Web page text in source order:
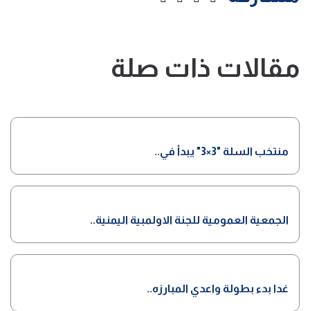
مقالات ذات صلة
منتخب السلة "3×3" يبدأ في..
الجمعية العمومية للجنة الاولمبية اليمنية..
غدا بدء بطولة واعدي المبارزه..